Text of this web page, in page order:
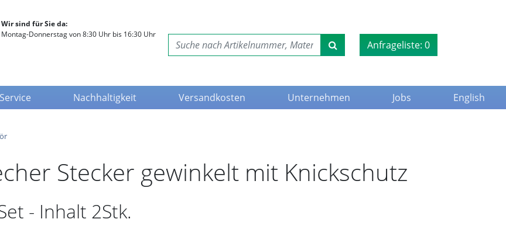
Wir sind für Sie da:
Montag-Donnerstag von 8:30 Uhr bis 16:30 Uhr
Anfrageliste: 0
Service Nachhaltigkeit Versandkosten Unternehmen Jobs English
Stecker gewinkelt mit Knickschutz
- Inhalt 2Stk.